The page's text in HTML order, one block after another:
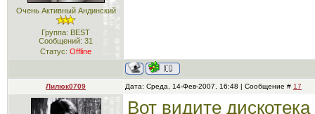
Очень Активный Андинский
Группа: BEST
Сообщений: 31
Статус: Offline
Лилюк0709 Дата: Среда, 14-Фев-2007, 16:48 | Сообщение # 17
Вот видите